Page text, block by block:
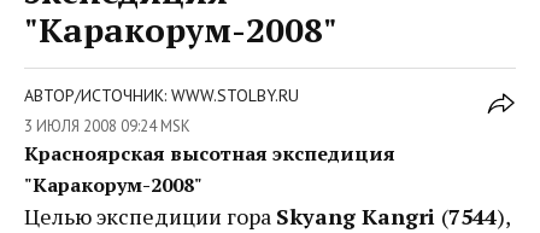
"Каракорум-2008"
АВТОР/ИСТОЧНИК: WWW.STOLBY.RU
3 ИЮЛЯ 2008 09:24 MSK
Красноярская высотная экспедиция
"Каракорум-2008"
Целью экспедиции гора Skyang Kangri (7544),